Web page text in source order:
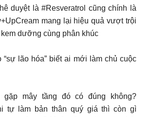
duyệt là #Resveratrol cũng chính là
mang lại hiệu quả vượt trội
dưỡng cùng phân khúc
lão hóa” biết ai mới làm chủ cuộc
gặp mây tầng đó có đúng không?
tự làm bản thân quý giá thì còn gì